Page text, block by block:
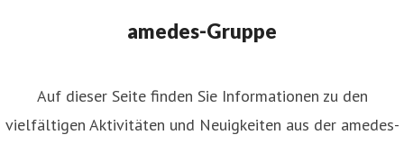
amedes-Gruppe
Auf dieser Seite finden Sie Informationen zu den
vielfältigen Aktivitäten und Neuigkeiten aus der amedes-